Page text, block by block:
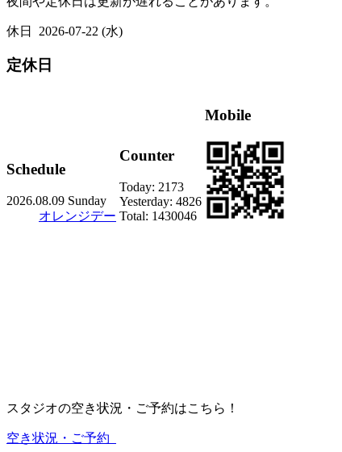
休日 2026-07-22 (水)
定休日
Schedule
2026.08.09 Sunday
オレンジデー
Counter
Today: 2173
Yesterday: 4826
Total: 1430046
Mobile
スタジオの空き状況・ご予約はこちら！
空き状況・ご予約